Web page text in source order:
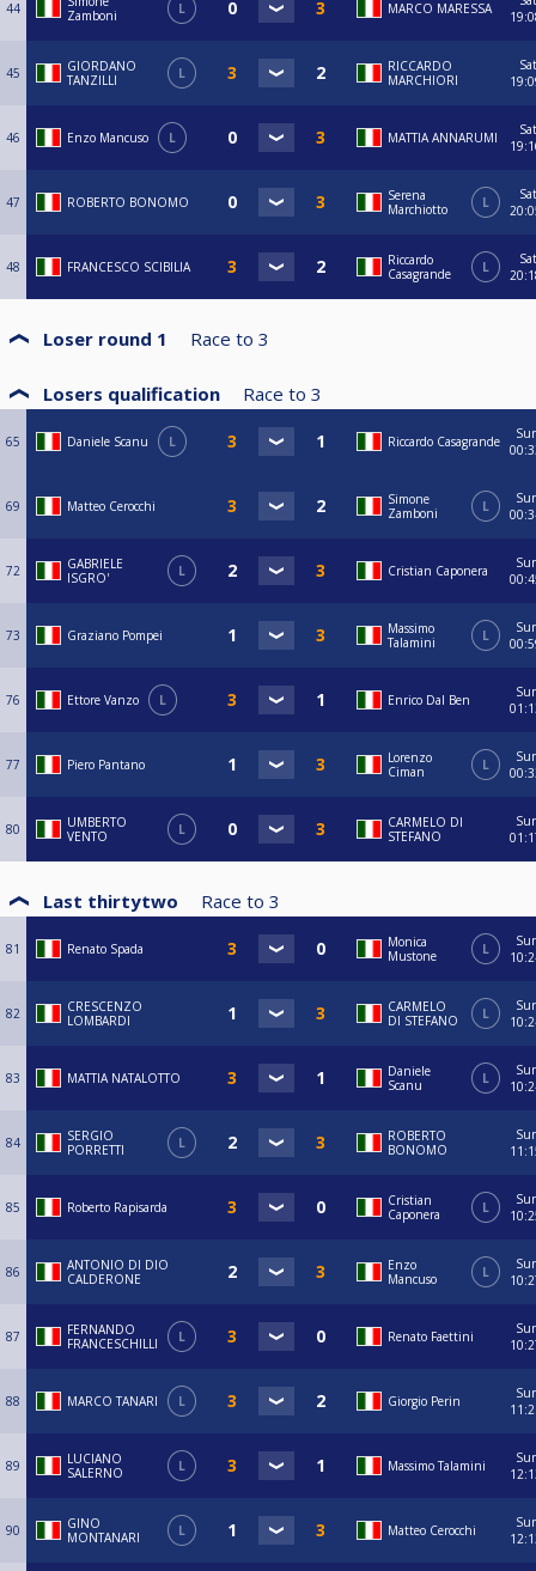
44
Zamboni
L MARCO MARESSA
45
GIORDANO
TANZILLI
L
RICCARDO
MARCHIORI
Sat
46 Enzo Mancuso L MATTIA ANNARUMI
Sat
47 ROBERTO BONOMO
Serena
Marchiotto
L
Sat
48 FRANCESCO SCIBILIA
Riccardo
Casagrande
L
Sat
Loser round 1 Race to 3
Losers qualification Race to 3
65 Daniele Scanu L Riccardo Casagrande
69 Matteo Cerocchi
Simone
Zamboni
L
72
GABRIELE
ISGRO'
L Cristian Caponera
73 Graziano Pompei
Massimo
Talamini
L
76 Ettore Vanzo L Enrico Dal Ben
77 Piero Pantano
Lorenzo
Ciman
L
80
UMBERTO
VENTO
L
CARMELO DI
STEFANO
Last thirtytwo Race to 3
81 Renato Spada
Monica
Mustone
L
82
CRESCENZO
LOMBARDI
CARMELO
DI STEFANO
L
83 MATTIA NATALOTTO
Daniele
Scanu
L
84
SERGIO
PORRETTI
L
ROBERTO
BONOMO
85 Roberto Rapisarda
Cristian
Caponera
L
86
ANTONIO DI DIO
CALDERONE
Enzo
Mancuso
L
87
FERNANDO
FRANCESCHILLI
L Renato Faettini
88 MARCO TANARI L Giorgio Perin
89
LUCIANO
SALERNO
L Massimo Talamini
90
GINO
MONTANARI
L Matteo Cerocchi